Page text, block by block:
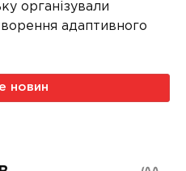
організували
адаптивного
новин